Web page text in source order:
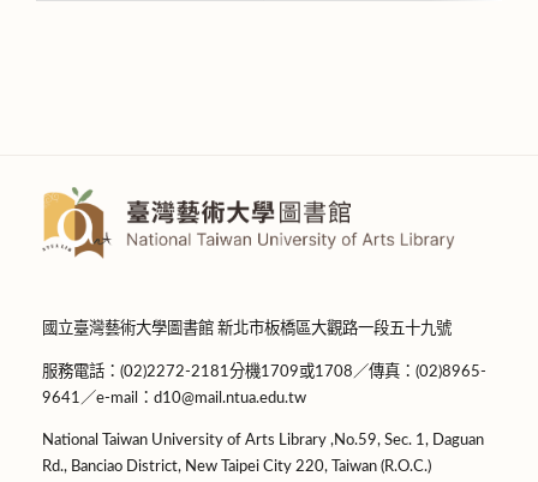
國立臺灣藝術大學圖書館 新北市板橋區大觀路一段五十九號
服務電話：(02)2272-2181分機1709或1708／傳真：(02)8965-
9641／e-mail：d10@mail.ntua.edu.tw
National Taiwan University of Arts Library ,No.59, Sec. 1, Daguan
Rd., Banciao District, New Taipei City 220, Taiwan (R.O.C.)